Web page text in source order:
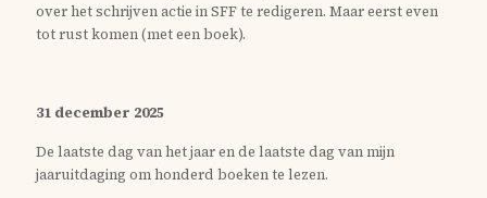
over het schrijven actie in SFF te redigeren. Maar eerst even
tot rust komen (met een boek).
31 december 2025
De laatste dag van het jaar en de laatste dag van mijn
jaaruitdaging om honderd boeken te lezen.